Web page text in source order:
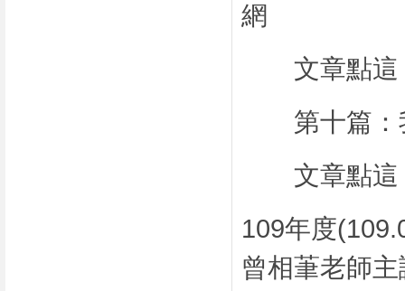
網
文章點這
第十篇：我
文章點這
109年度
曾相茟老師